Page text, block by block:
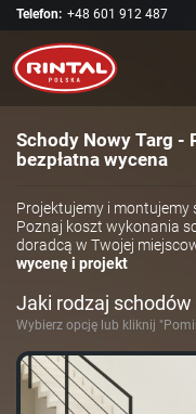
Telefon: +48 601 912 487
Schody Nowy Targ -
bezpłatna wycena
Projektujemy i montujemy
Poznaj koszt wykonania
doradcą w Twojej
wycenę i projekt
Jaki rodzaj
Wybierz opcję lub kliknij